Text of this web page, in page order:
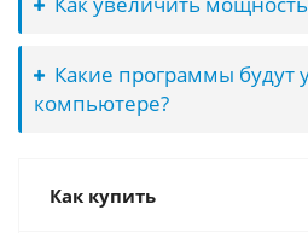
Какие программы будут
компьютере?
Как купить